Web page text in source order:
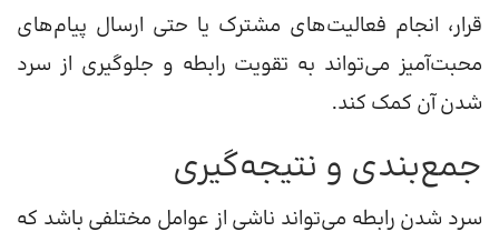
قرار، انجام فعالیت‌های مشترک یا حتی ارسال پیام‌های
محبت‌آمیز می‌تواند به تقویت رابطه و جلوگیری از سرد
شدن آن کمک کند.
جمع‌بندی و نتیجه‌گیری
سرد شدن رابطه می‌تواند ناشی از عوامل مختلفی باشد که